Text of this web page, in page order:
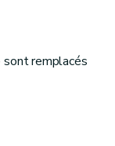
remplacés